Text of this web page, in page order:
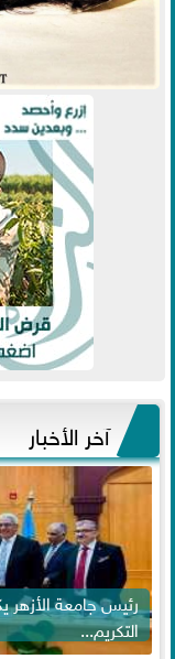
آخر الأخبار
رئيس جامعة الأزهر
التكريم...